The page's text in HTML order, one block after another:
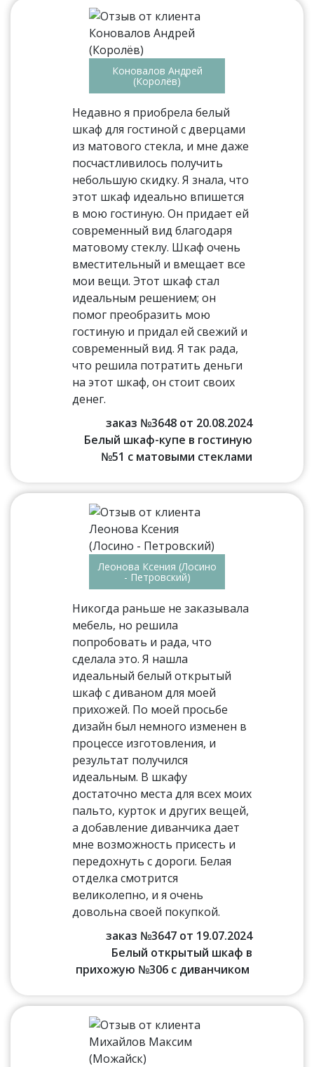
Коновалов Андрей
(Королёв)
Недавно я приобрела белый
шкаф для гостиной с дверцами
из матового стекла, и мне даже
посчастливилось получить
небольшую скидку. Я знала, что
этот шкаф идеально впишется
в мою гостиную. Он придает ей
современный вид благодаря
матовому стеклу. Шкаф очень
вместительный и вмещает все
мои вещи. Этот шкаф стал
идеальным решением; он
помог преобразить мою
гостиную и придал ей свежий и
современный вид. Я так рада,
что решила потратить деньги
на этот шкаф, он стоит своих
денег.
заказ №3648 от 20.08.2024
Белый шкаф-купе в гостиную
№51 с матовыми стеклами
Леонова Ксения (Лосино
- Петровский)
Никогда раньше не заказывала
мебель, но решила
попробовать и рада, что
сделала это. Я нашла
идеальный белый открытый
шкаф с диваном для моей
прихожей. По моей просьбе
дизайн был немного изменен в
процессе изготовления, и
результат получился
идеальным. В шкафу
достаточно места для всех моих
пальто, курток и других вещей,
а добавление диванчика дает
мне возможность присесть и
передохнуть с дороги. Белая
отделка смотрится
великолепно, и я очень
довольна своей покупкой.
заказ №3647 от 19.07.2024
Белый открытый шкаф в
прихожую №306 с диванчиком